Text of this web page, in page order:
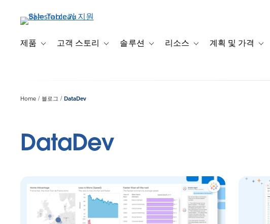
제품 Toggle sub-navigation for 제품
고객 스토리 Toggle sub-navigation for 고객 스토리
솔루션 Toggle sub-navigation for 솔루션
리소스 Toggle sub-navigation for
계획 및 가격
Home 블로그 DataDev
DataDev